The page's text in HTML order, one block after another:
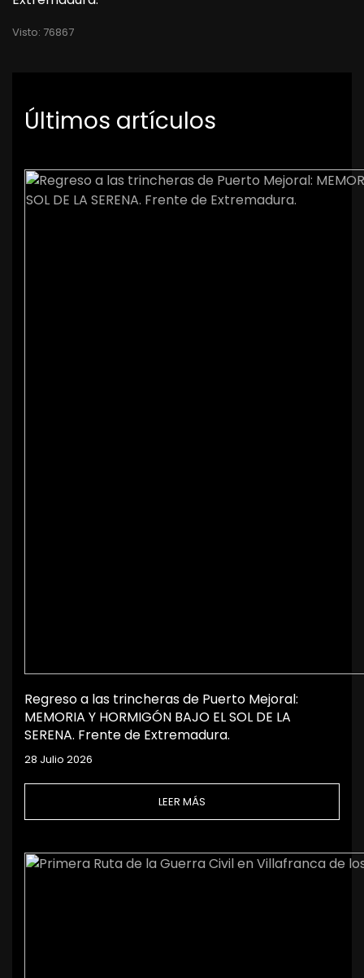
Visto: 76867
Últimos artículos
Regreso a las trincheras de Puerto Mejoral:
MEMORIA Y HORMIGÓN BAJO EL SOL DE LA
SERENA. Frente de Extremadura.
28 Julio 2026
LEER MÁS